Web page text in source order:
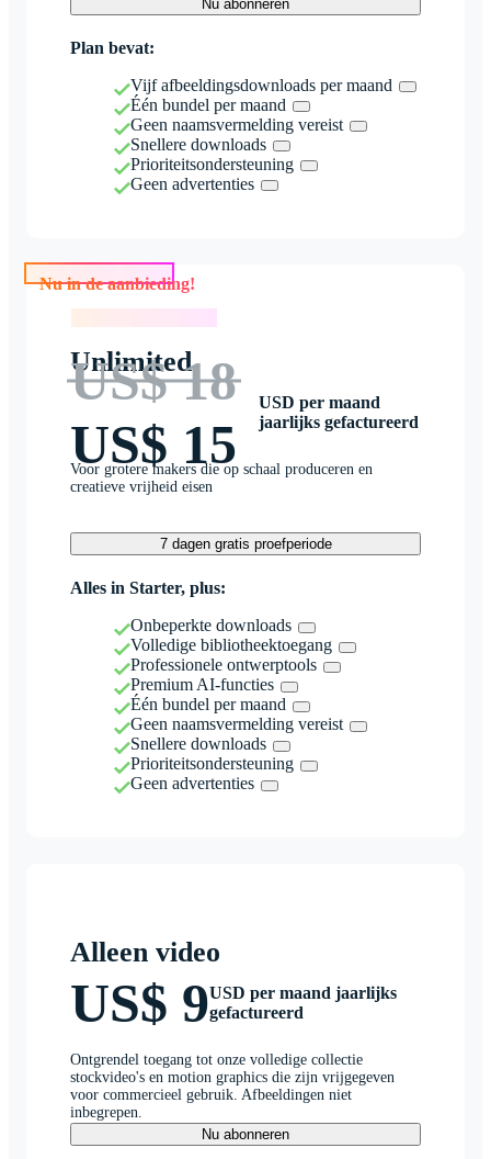
Nu abonneren
Plan bevat:
Vijf afbeeldingsdownloads per maand
Één bundel per maand
Geen naamsvermelding vereist
Snellere downloads
Prioriteitsondersteuning
Geen advertenties
Nu in de aanbieding!
Unlimited
US$ 18
US$ 15
USD per maand
jaarlijks gefactureerd
Voor grotere makers die op schaal produceren en
creatieve vrijheid eisen
7 dagen gratis proefperiode
Alles in Starter, plus:
Onbeperkte downloads
Volledige bibliotheektoegang
Professionele ontwerptools
Premium AI-functies
Één bundel per maand
Geen naamsvermelding vereist
Snellere downloads
Prioriteitsondersteuning
Geen advertenties
Alleen video
US$ 9USD per maand jaarlijks
gefactureerd
Ontgrendel toegang tot onze volledige collectie
stockvideo's en motion graphics die zijn vrijgegeven
voor commercieel gebruik. Afbeeldingen niet
inbegrepen.
Nu abonneren